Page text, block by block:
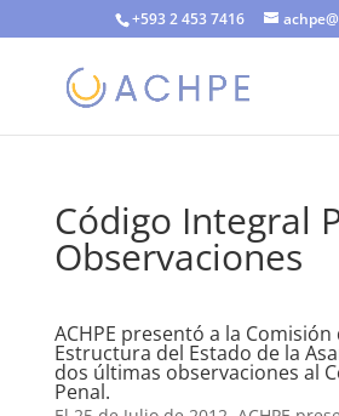
+593 2 453 7416
Código Integral
Observaciones
ACHPE presentó a la Comisión
Estructura del Estado de la
dos últimas observaciones al
Penal.